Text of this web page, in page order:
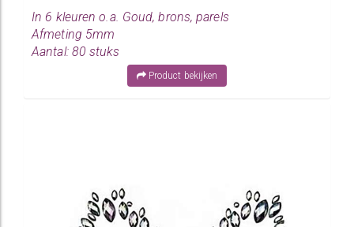
In 6 kleuren o.a. Goud, brons, parels
Afmeting 5mm
Aantal: 80 stuks
Product bekijken